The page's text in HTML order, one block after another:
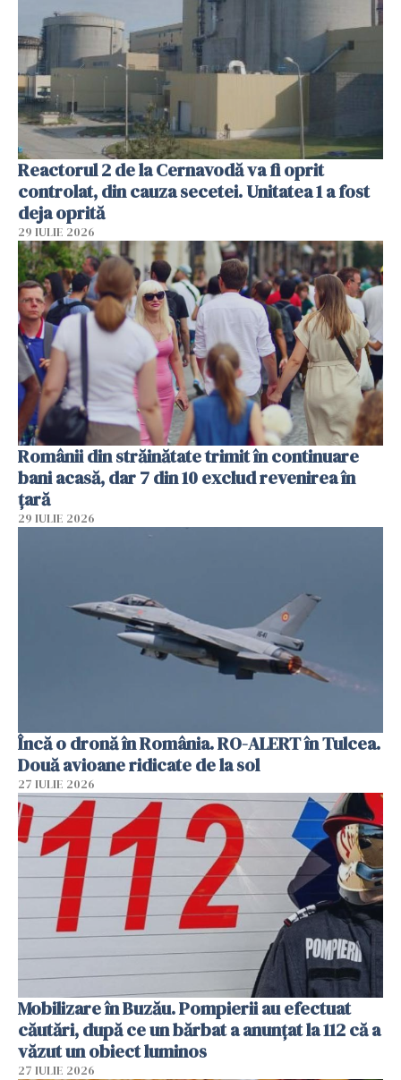
Reactorul 2 de la Cernavodă va fi oprit
controlat, din cauza secetei. Unitatea 1 a fost
deja oprită
29 IULIE 2026
Românii din străinătate trimit în continuare
bani acasă, dar 7 din 10 exclud revenirea în
țară
29 IULIE 2026
Încă o dronă în România. RO-ALERT în Tulcea.
Două avioane ridicate de la sol
27 IULIE 2026
Mobilizare în Buzău. Pompierii au efectuat
căutări, după ce un bărbat a anunțat la 112 că a
văzut un obiect luminos
27 IULIE 2026